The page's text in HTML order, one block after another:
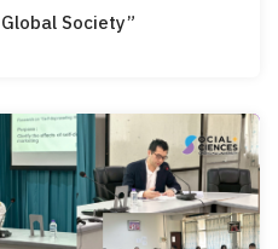
Society”